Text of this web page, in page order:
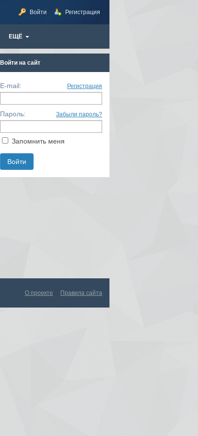
Войти Регистрация
ЕЩЁ
Войти на сайт
E-mail: Регистрация
Пароль: Забыли пароль?
Запомнить меня
О проекте Правила сайта